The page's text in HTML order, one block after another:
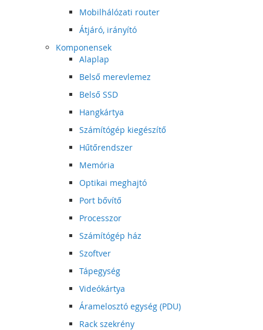
Mobilhálózati router
Átjáró, irányító
Komponensek
Alaplap
Belső merevlemez
Belső SSD
Hangkártya
Számítógép kiegészítő
Hűtőrendszer
Memória
Optikai meghajtó
Port bővítő
Processzor
Számítógép ház
Szoftver
Tápegység
Videókártya
Áramelosztó egység (PDU)
Rack szekrény